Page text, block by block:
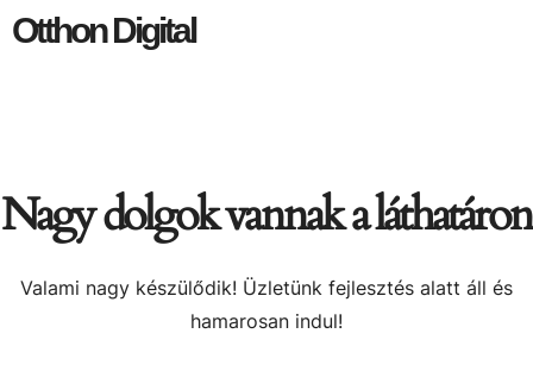
Otthon Digital
Nagy dolgok vannak a láthatáron
Valami nagy készülődik! Üzletünk fejlesztés alatt áll és
hamarosan indul!